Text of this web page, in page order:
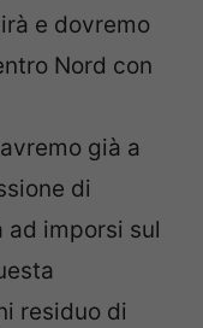
e dovremo
Nord con
già a
di
imporsi sul
residuo di